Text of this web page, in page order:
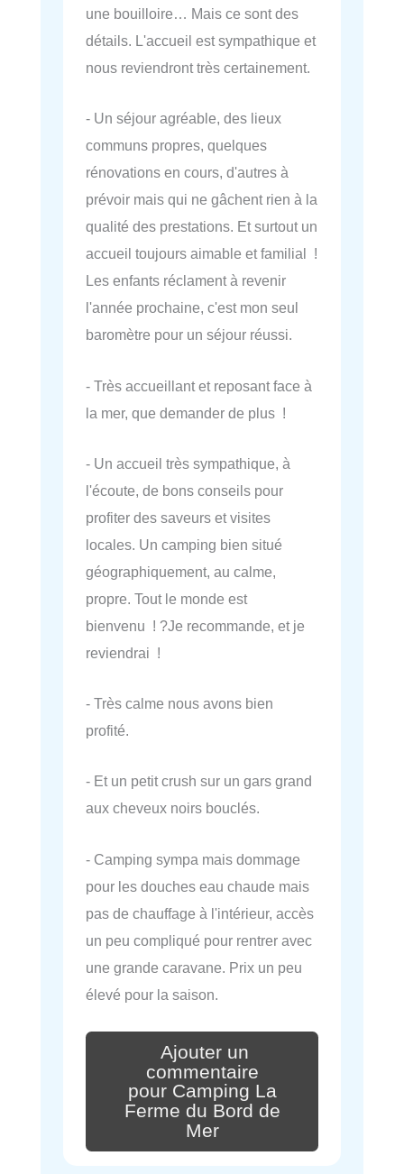
une bouilloire… Mais ce sont des
détails. L'accueil est sympathique et
nous reviendront très certainement.
- Un séjour agréable, des lieux
communs propres, quelques
rénovations en cours, d'autres à
prévoir mais qui ne gâchent rien à la
qualité des prestations. Et surtout un
accueil toujours aimable et familial !
Les enfants réclament à revenir
l'année prochaine, c'est mon seul
baromètre pour un séjour réussi.
- Très accueillant et reposant face à
la mer, que demander de plus !
- Un accueil très sympathique, à
l'écoute, de bons conseils pour
profiter des saveurs et visites
locales. Un camping bien situé
géographiquement, au calme,
propre. Tout le monde est
bienvenu ! ?Je recommande, et je
reviendrai !
- Très calme nous avons bien
profité.
- Et un petit crush sur un gars grand
aux cheveux noirs bouclés.
- Camping sympa mais dommage
pour les douches eau chaude mais
pas de chauffage à l'intérieur, accès
un peu compliqué pour rentrer avec
une grande caravane. Prix un peu
élevé pour la saison.
Ajouter un
commentaire
pour Camping La
Ferme du Bord de
Mer